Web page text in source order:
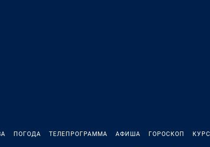
ПОГОДА ТЕЛЕПРОГРАММА АФИША ГОРОСКОП